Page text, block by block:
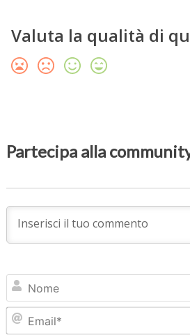
Valuta la qualità di
Partecipa alla